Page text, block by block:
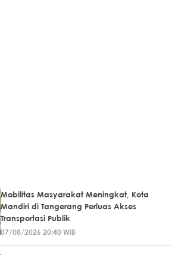
Mobilitas Masyarakat Meningkat, Kota
Mandiri di Tangerang Perluas Akses
Transportasi Publik
07/08/2026 20:40 WIB